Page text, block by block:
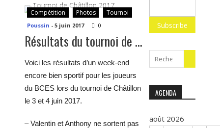
Compétition Photos Tournoi
Poussin - 5 juin 2017 0
Résultats du tournoi de Châtillon 2017
Voici les résultats d’un week-end
encore bien sportif pour les joueurs
du BCES lors du tournoi de Châtillon
le 3 et 4 juin 2017.
– Valentin et Anthony ne sortent pas
for:
AGENDA
août 2026